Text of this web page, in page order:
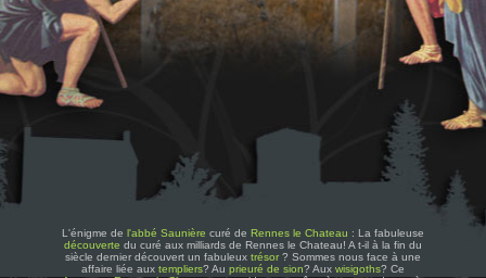
L'énigme de l'abbé Saunière curé de Rennes le Chateau : La fabuleuse
découverte du curé aux milliards de Rennes le Chateau! A t-il à la fin du
siècle dernier découvert un fabuleux trésor? Sommes nous face à une
affaire liée aux templiers? Au prieuré de sion? Aux wisigoths? Ce